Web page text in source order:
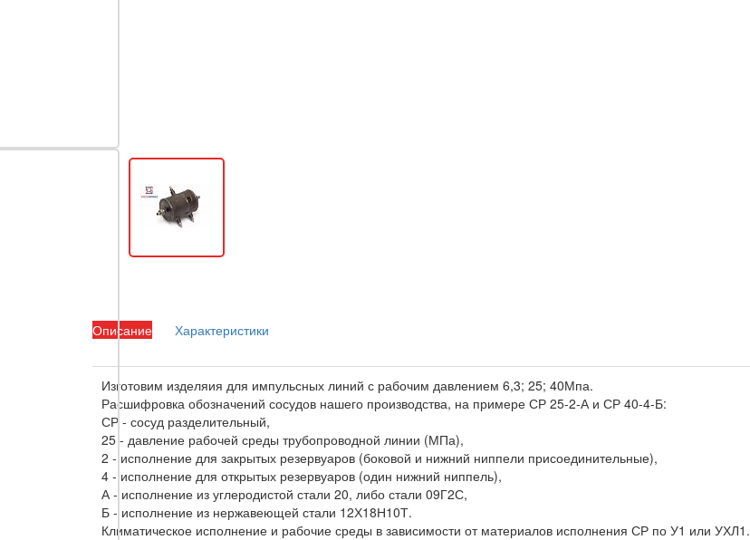
Описание Характеристики
Изготовим изделяия для импульсных линий с рабочим давлением 6,3; 25; 40Мпа.
Расшифровка обозначений сосудов нашего производства, на примере СР 25-2-А и СР 40-4-Б:
СР - сосуд разделительный,
25 - давление рабочей среды трубопроводной линии (МПа),
2 - исполнение для закрытых резервуаров (боковой и нижний ниппели присоединительные),
4 - исполнение для открытых резервуаров (один нижний ниппель),
А - исполнение из углеродистой стали 20, либо стали 09Г2С,
Б - исполнение из нержавеющей стали 12Х18Н10Т.
Климатическое исполнение и рабочие среды в зависимости от материалов исполнения СР по У1 или УХЛ1.